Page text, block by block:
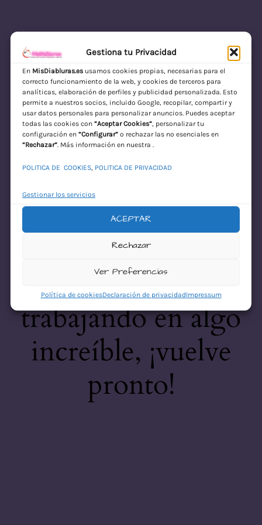
Gestiona tu Privacidad
En MisDiabluras.esusamos cookies propias, necesarias para el
correcto funcionamiento de la web, y cookies de terceros para
analíticas, elaboración de perfiles y publicidad personalizada. Esto
permite a nuestros socios, incluido Google, recopilar, compartir y
usar datos personales para personalizar anuncios. Puedes aceptar
todas las cookies con “Aceptar Cookies”, personalizar tu
configuración en “Configurar”o rechazar las no esenciales en
“Rechazar”. Más información en nuestra .
POLITICA DE COOKIES, POLITICA DE PRIVACIDAD
Gestionar los servicios
ACEPTAR
Rechazar
Ver Preferencias
Política de cookiesDeclaración de privacidadImpressum
MisDiabluras | Sexshop Online con Envío
Discreto en España
Acceder
¡Disculpa este
desastre! Estamos
trabajando en algo
increíble, ¡vuelve
pronto!